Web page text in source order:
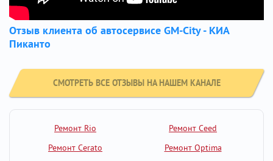
Отзыв клиента об автосервисе GM-City - КИА
Пиканто
СМОТРЕТЬ ВСЕ ОТЗЫВЫ НА НАШЕМ КАНАЛЕ
Ремонт Rio
Ремонт Ceed
Ремонт Cerato
Ремонт Optima